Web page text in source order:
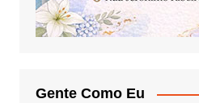
Gente Como Eu